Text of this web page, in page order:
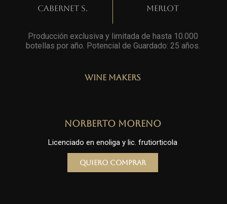
Cabernet S. Merlot
Producción exclusiva y limitada de hasta 10.000
botellas por año. Potencial de Guardado: 25 años
Wine Makers
Norberto Moreno
Licenciado en enoliga y lic. frutiorticola
Quiero comprar